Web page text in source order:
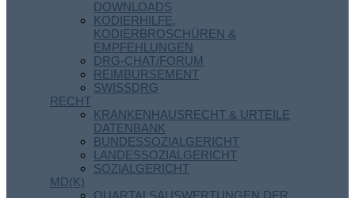
DOWNLOADS
KODIERHILFE,
KODIERBROSCHÜREN &
EMPFEHLUNGEN
DRG-CHAT/FORUM
REIMBURSEMENT
SWISSDRG
RECHT
KRANKENHAUSRECHT & URTEILE
DATENBANK
BUNDESSOZIALGERICHT
LANDESSOZIALGERICHT
SOZIALGERICHT
MD(K)